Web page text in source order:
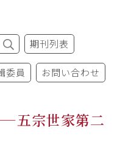
期刊列表
委員 お問い合わせ
五宗世家第二